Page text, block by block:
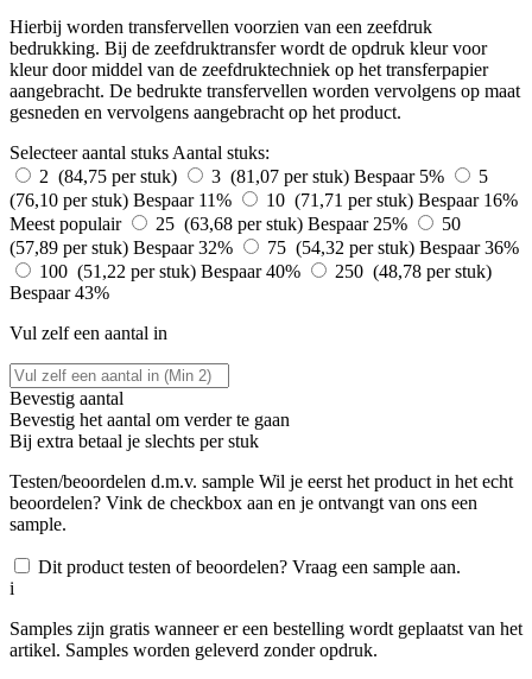
Hierbij worden transfervellen voorzien van een zeefdruk
bedrukking. Bij de zeefdruktransfer wordt de opdruk kleur voor
kleur door middel van de zeefdruktechniek op het transferpapier
aangebracht. De bedrukte transfervellen worden vervolgens op maat
gesneden en vervolgens aangebracht op het product.
Selecteer aantal stuksAantal stuks:
2 (84,75 per stuk)
3 (81,07 per stuk) Bespaar 5%
5
(76,10 per stuk) Bespaar 11% 10 (71,71 per stuk) Bespaar 16%
Meest populair
25 (63,68 per stuk) Bespaar 25%
50
(57,89 per stuk) Bespaar 32% 75 (54,32 per stuk) Bespaar 36%
100 (51,22 per stuk) Bespaar 40%
250 (48,78 per stuk)
Bespaar 43%
Vul zelf een aantal in
Bevestig aantal
Bevestig het aantal om verder te gaan
Bij extra betaal je slechts per stuk
Testen/beoordelen d.m.v. sample Wil je eerst het product in het echt
beoordelen? Vink de checkbox aan en je ontvangt van ons een
sample.
Dit product testen of beoordelen? Vraag een sample aan.
i
Samples zijn gratis wanneer er een bestelling wordt geplaatst van het
artikel. Samples worden geleverd zonder opdruk.